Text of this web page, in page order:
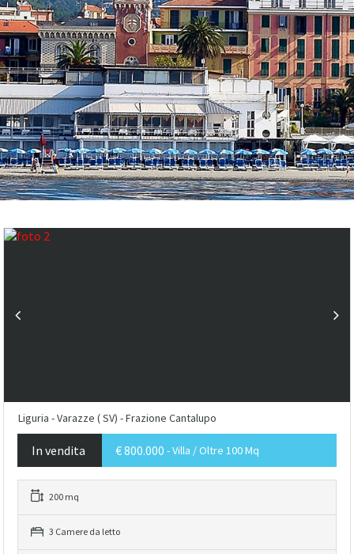
Liguria - Varazze ( SV) - Frazione Cantalupo
In vendita € 800.000 - Villa / Oltre 100 Mq
200 mq
3 Camere da letto